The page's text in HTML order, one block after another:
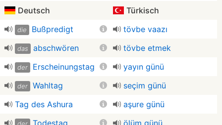
Deutsch Türkisch
die Bußpredigt tövbe vaazı
das abschwören tövbe etmek
der Erscheinungstag yayın günü
der Wahltag
seçim günü
Tag des Ashura
aşure günü
Todestag ölüm günü